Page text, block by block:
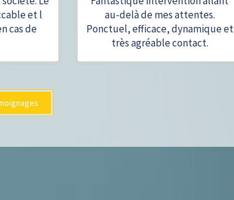
et l
cas de
au-delà de mes attentes.
Ponctuel, efficace, dynamique et
très agréable contact.